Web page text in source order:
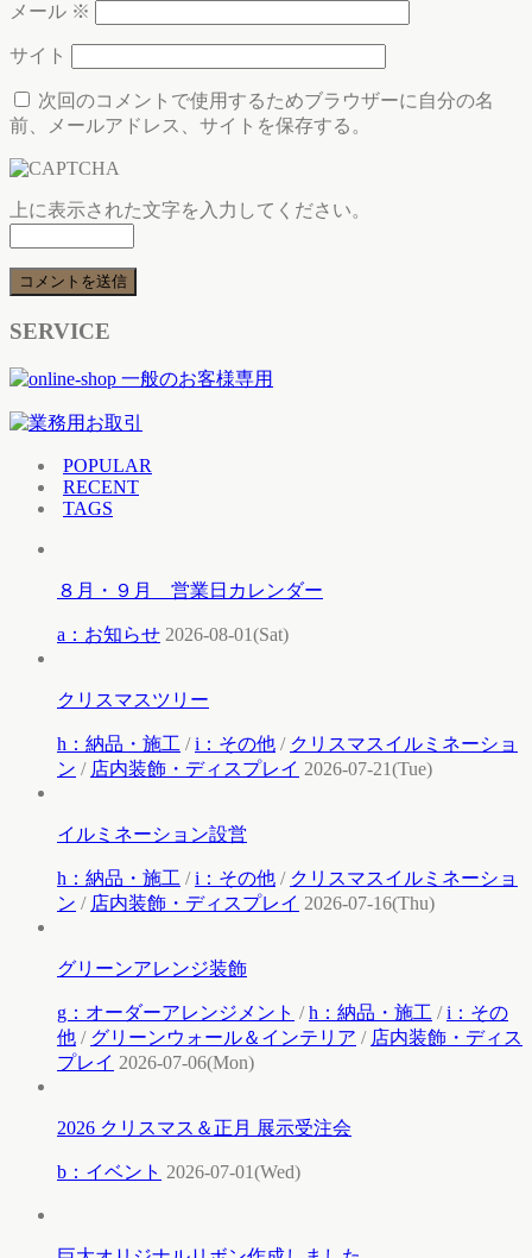
メール ※
サイト
次回のコメントで使用するためブラウザーに自分の名
前、メールアドレス、サイトを保存する。
上に表示された文字を入力してください。
SERVICE
POPULAR
RECENT
TAGS
８月・９月 営業日カレンダー
a：お知らせ 2026-08-01(Sat)
クリスマスツリー
h：納品・施工 /i：その他 / クリスマスイルミネーショ
ン / 店内装飾・ディスプレイ 2026-07-21(Tue)
イルミネーション設営
h：納品・施工 /i：その他 / クリスマスイルミネーショ
ン / 店内装飾・ディスプレイ 2026-07-16(Thu)
グリーンアレンジ装飾
g：オーダーアレンジメント /h：納品・施工 /i：その
他 / グリーンウォール＆インテリア / 店内装飾・ディス
プレイ 2026-07-06(Mon)
2026 クリスマス＆正月 展示受注会
b：イベント 2026-07-01(Wed)